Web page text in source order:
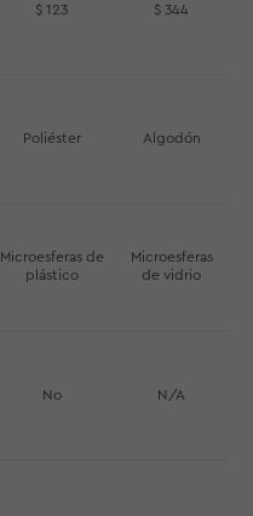
$ 123 $ 344
Poliéster Algodón
Microesferas de
plástico
Microesferas
de vidrio
No N/A